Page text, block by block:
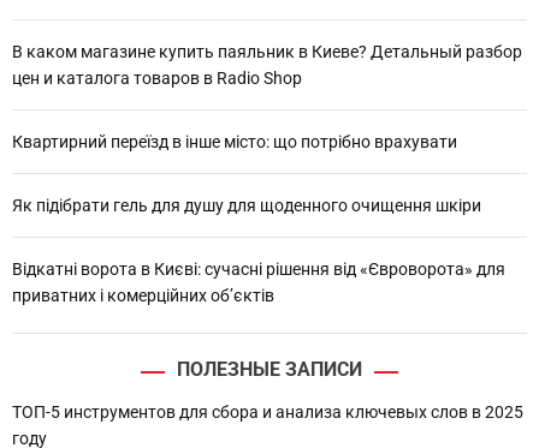
В каком магазине купить паяльник в Киеве? Детальный разбор
цен и каталога товаров в Radio Shop
Квартирний переїзд в інше місто: що потрібно врахувати
Як підібрати гель для душу для щоденного очищення шкіри
Відкатні ворота в Києві: сучасні рішення від «Євроворота» для
приватних і комерційних об’єктів
ПОЛЕЗНЫЕ ЗАПИСИ
ТОП-5 инструментов для сбора и анализа ключевых слов в 2025
году